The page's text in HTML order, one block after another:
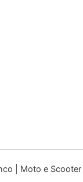
| Moto e Scooter